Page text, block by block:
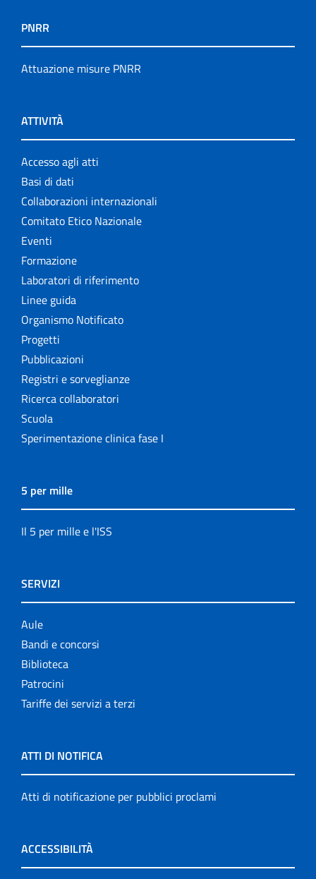
PNRR
Attuazione misure PNRR
ATTIVITÀ
Accesso agli atti
Basi di dati
Collaborazioni internazionali
Comitato Etico Nazionale
Eventi
Formazione
Laboratori di riferimento
Linee guida
Organismo Notificato
Progetti
Pubblicazioni
Registri e sorveglianze
Ricerca collaboratori
Scuola
Sperimentazione clinica fase I
5 per mille
Il 5 per mille e l'ISS
SERVIZI
Aule
Bandi e concorsi
Biblioteca
Patrocini
Tariffe dei servizi a terzi
ATTI DI NOTIFICA
Atti di notificazione per pubblici proclami
ACCESSIBILITÀ